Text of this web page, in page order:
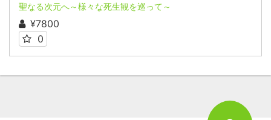
聖なる次元へ～様々な死生観を巡って～
¥7800
0